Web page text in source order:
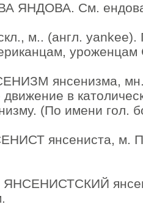
ЯНДОВА. См.
м.. (англ.
янсенизма, мн.
в
(По имени гол.
янсениста, м.
ЯНСЕНИСТСКИЙ